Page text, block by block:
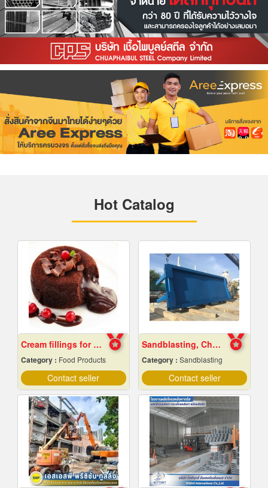
Hot Catalog
Cream fillings for bread
Category : Food Products
Contact seller
Sandblasting, Chonburi
Category : Sandblasting
Contact seller